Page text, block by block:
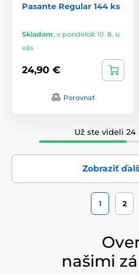
Pasante Regular 144 ks
Skladom, v pondelok 10. 8. u
vás
24,90 €
Porovnať
Už ste videli 24
Zobraziť
1 2
našimi